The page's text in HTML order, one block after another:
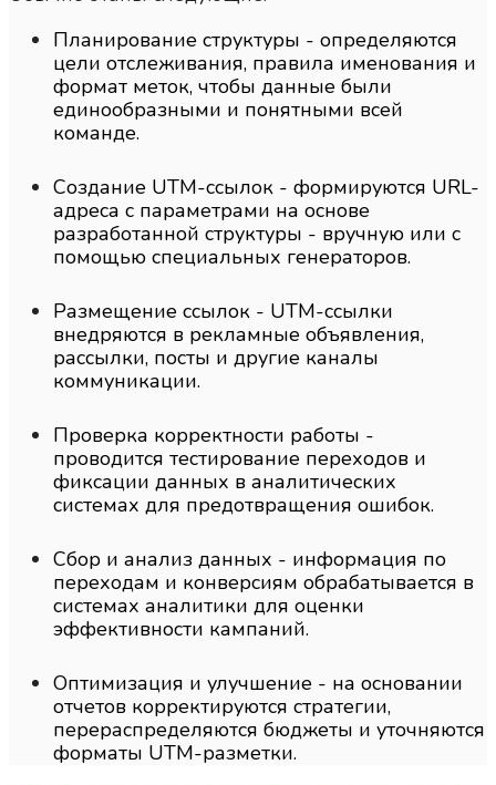
Планирование структуры - определяются
цели отслеживания, правила именования и
формат меток, чтобы данные были
единообразными и понятными всей
команде.
Создание UTM-ссылок - формируются URL-
адреса с параметрами на основе
разработанной структуры - вручную или с
помощью специальных генераторов.
Размещение ссылок - UTM-ссылки
внедряются в рекламные объявления,
рассылки, посты и другие каналы
коммуникации.
Проверка корректности работы -
проводится тестирование переходов и
фиксации данных в аналитических
системах для предотвращения ошибок.
Сбор и анализ данных - информация по
переходам и конверсиям обрабатывается в
системах аналитики для оценки
эффективности кампаний.
Оптимизация и улучшение - на основании
отчетов корректируются стратегии,
перераспределяются бюджеты и уточняются
форматы UTM-разметки.